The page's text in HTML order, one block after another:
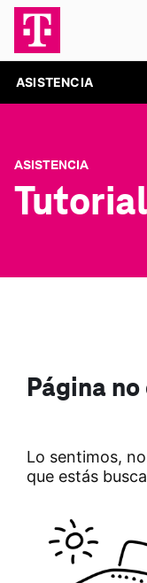
ASISTENCIA
ASISTENCIA